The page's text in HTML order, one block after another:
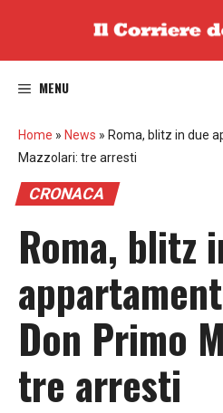
MENU
Home » News » Roma, blitz in due
Mazzolari: tre arresti
CRONACA
Roma, blitz
Don Primo
tre arresti